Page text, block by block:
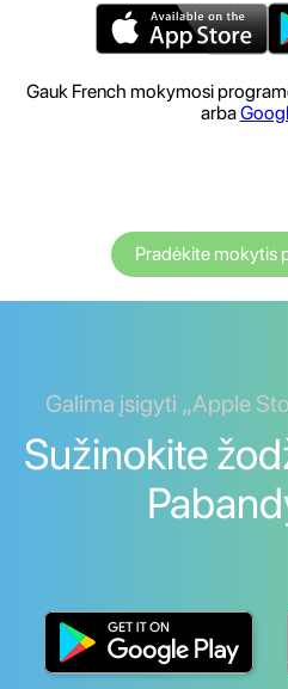
Gauk French mokymosi
arba
Pradėkite mokytis
Galima įsigyti „Apple
Sužinokite